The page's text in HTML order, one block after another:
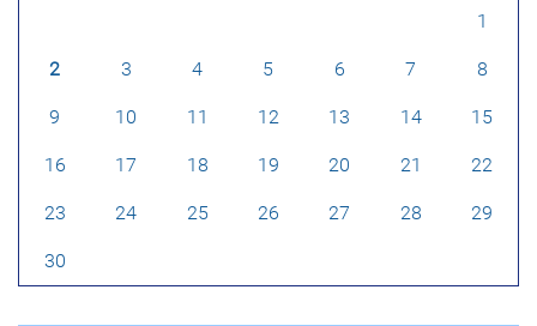
1
2 3 4 5 6 7 8
9 10 11 12 13 14 15
16 17 18 19 20 21 22
23 24 25 26 27 28 29
30